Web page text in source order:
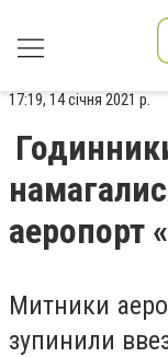
17:19, 14 січня 2021 р.
аеропорт
Митники
зупинили